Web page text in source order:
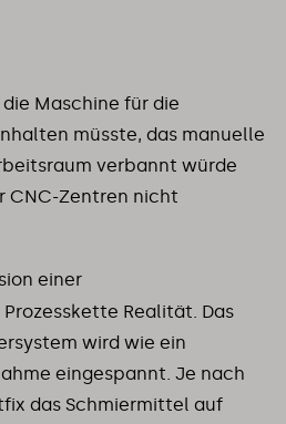
Maschine für die
müsste, das manuelle
verbannt würde
CNC-Zentren nicht
einer
Realität. Das
wird wie ein
eingespannt. Je nach
das Schmiermittel auf